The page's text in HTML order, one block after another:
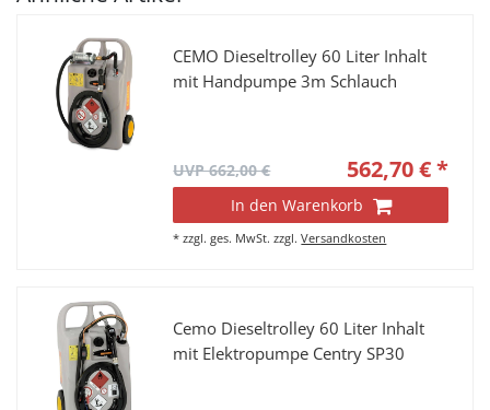
CEMO Dieseltrolley 60 Liter Inhalt
mit Handpumpe 3m Schlauch
UVP 662,00 € 562,70 € *
In den Warenkorb
*zzgl. ges. MwSt. zzgl.Versandkosten
Cemo Dieseltrolley 60 Liter Inhalt
mit Elektropumpe Centry SP30